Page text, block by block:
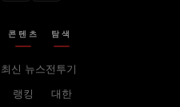
콘텐츠
최신 뉴스
랭킹
탐색
전투기
대한